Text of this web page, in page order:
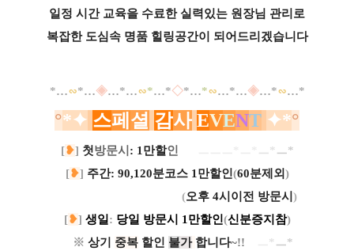
일정 시간 교육을 수료한 실력있는 원장님 관리로
복잡한 도심속 명품 힐링공간이 되어드리겠습니다
*…∽*…◈…*…∽*…*◇*…*∽…*…◈…*∽…*
°*✦ 스페 셜 감사 EVENT ✦*°
[❥] 첫방문시 : 1만할인 ㅡ* ㅡ*
[❥] 주간: 90,120분코스 1만할인(60분제외)
(오후 4시이전 방문시 )
[❥] 생일: 당일 방문시 1만할인(신분증지참)
※ 상기 중복 할인 불가 합니다~!! * ㅡ*